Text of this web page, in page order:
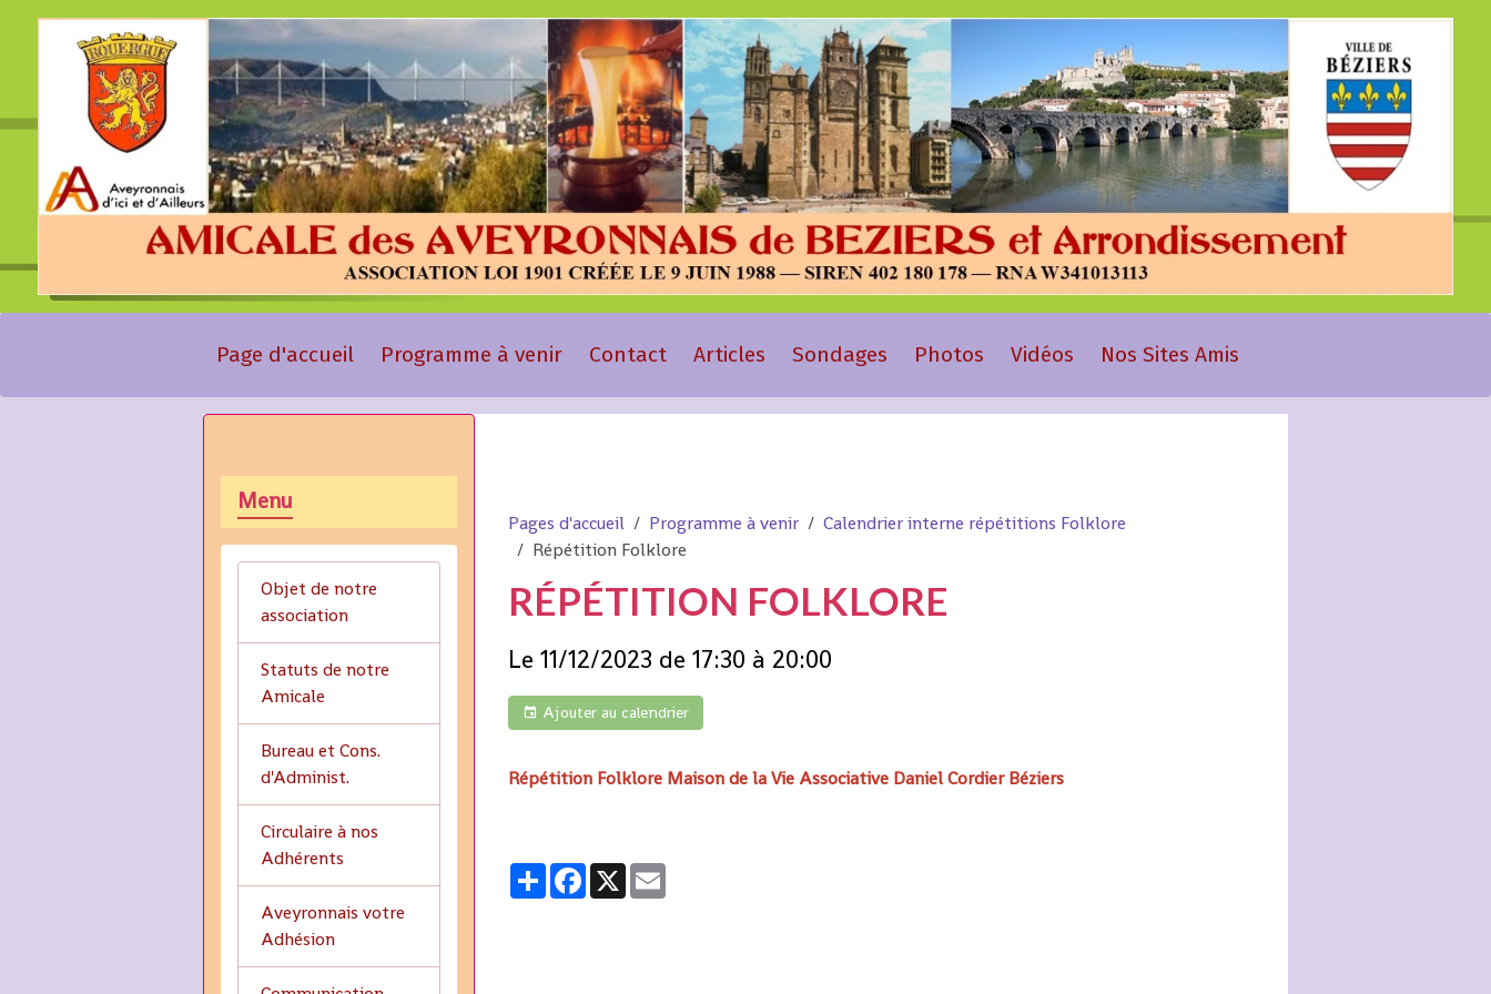
Page d'accueil Programme à venir Contact Articles Sondages Photos Vidéos Nos Sites Amis
Pages d'accueil Programme à venir
Calendrier interne répétitions Folklore
Répétition Folklore
RÉPÉTITION FOLKLORE
Le 11/12/2023 de 17:30 à 20:00
Ajouter au calendrier
Répétition Folklore Maison de la Vie Associative Daniel Cordier Béziers
PartagerFacebook
X Email
Menu
Objet de notre
association
Statuts de notre
Amicale
Bureau et Cons.
d'Administ.
Circulaire à nos
Adhérents
Aveyronnais votre
Adhésion